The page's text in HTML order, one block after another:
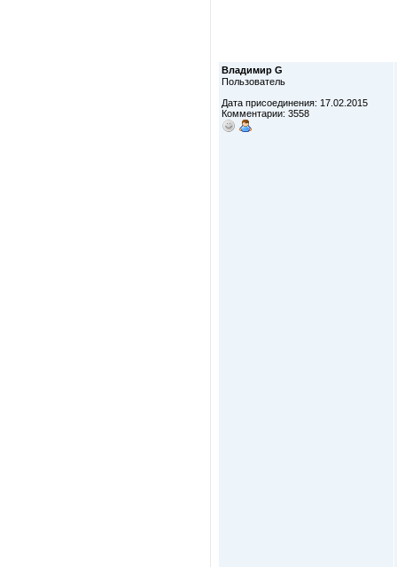
Владимир G
Пользователь
Дата присоединения: 17.02.2015
Комментарии: 3558